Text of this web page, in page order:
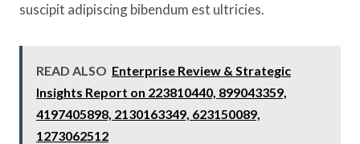
suscipit adipiscing bibendum est ultricies.
READ ALSO Enterprise Review & Strategic
Insights Report on 223810440, 899043359,
4197405898, 2130163349, 623150089,
1273062512